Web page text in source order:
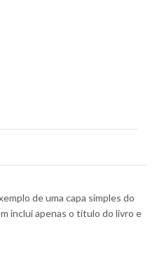
de uma capa simples do
inclui apenas o título do livro e